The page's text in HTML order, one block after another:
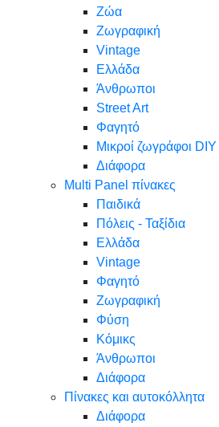
Ζώα
Ζωγραφική
Vintage
Ελλάδα
Άνθρωποι
Street Art
Φαγητό
Μικροί ζωγράφοι DIY
Διάφορα
Multi Panel πίνακες
Παιδικά
Πόλεις - Ταξίδια
Ελλάδα
Vintage
Φαγητό
Ζωγραφική
Φύση
Κόμικς
Άνθρωποι
Διάφορα
Πίνακες και αυτοκόλλητα
Διάφορα